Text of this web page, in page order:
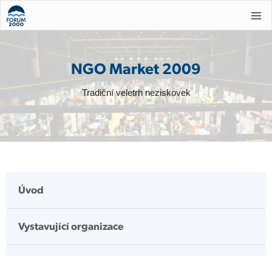
NGO Market 2009
Tradiční veletrh neziskovek
Úvod
Vystavující organizace